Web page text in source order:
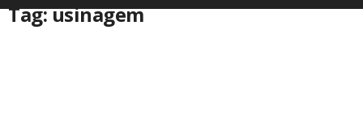
Tag: usinagem